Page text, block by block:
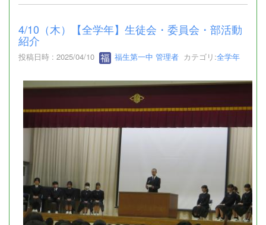
4/10（木）【全学年】生徒会・委員会・部活動
紹介
投稿日時 : 2025/04/10 福生第一中 管理者 カテゴリ:全学年